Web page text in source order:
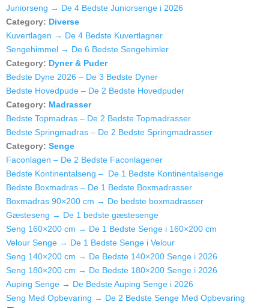
Juniorseng → De 4 Bedste Juniorsenge i 2026
Category: Diverse
Kuvertlagen → De 4 Bedste Kuvertlagner
Sengehimmel → De 6 Bedste Sengehimler
Category: Dyner & Puder
Bedste Dyne 2026 – De 3 Bedste Dyner
Bedste Hovedpude – De 2 Bedste Hovedpuder
Category: Madrasser
Bedste Topmadras – De 2 Bedste Topmadrasser
Bedste Springmadras – De 2 Bedste Springmadrasser
Category: Senge
Faconlagen – De 2 Bedste Faconlagener
Bedste Kontinentalseng – De 1 Bedste Kontinentalsenge
Bedste Boxmadras – De 1 Bedste Boxmadrasser
Boxmadras 90×200 cm → De bedste boxmadrasser
Gæsteseng → De 1 bedste gæstesenge
Seng 160×200 cm → De 1 Bedste Senge i 160×200 cm
Velour Senge → De 1 Bedste Senge i Velour
Seng 140×200 cm → De Bedste 140×200 Senge i 2026
Seng 180×200 cm → De Bedste 180×200 Senge i 2026
Auping Senge → De Bedste Auping Senge i 2026
Seng Med Opbevaring → De 2 Bedste Senge Med Opbevaring